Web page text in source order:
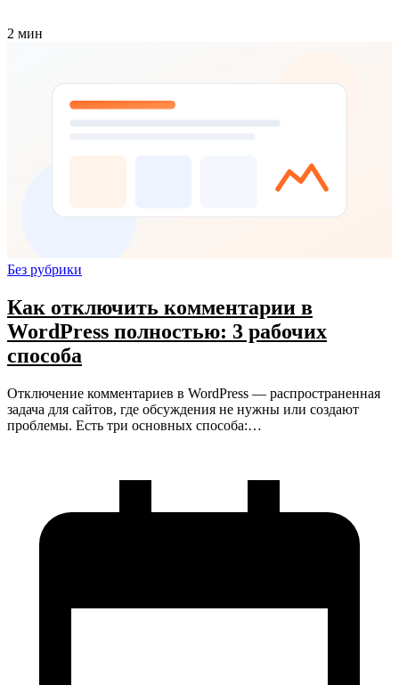
2 мин
Без рубрики
Как отключить комментарии в
WordPress полностью: 3 рабочих
способа
Отключение комментариев в WordPress — распространенная
задача для сайтов, где обсуждения не нужны или создают
проблемы. Есть три основных способа:…